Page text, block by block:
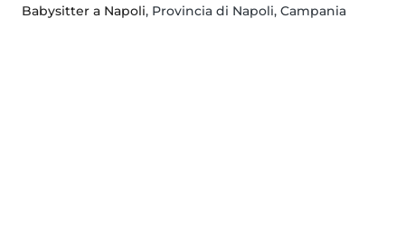
Babysitter a Napoli, Provincia di Napoli, Campania